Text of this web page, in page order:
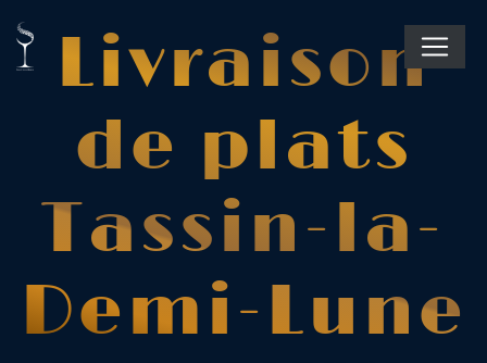
Livraison
de plats
Tassin-la-
Demi-Lune